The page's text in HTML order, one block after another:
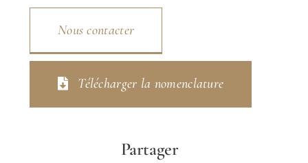
Séville
Nous contacter
Télécharger la nomenclature
Partager